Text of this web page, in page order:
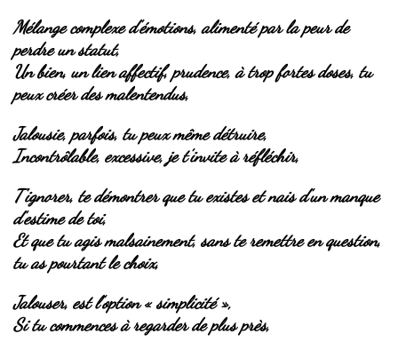
Mélange complexe d’émotions, alimenté par la peur de
perdre un statut,
Un bien, un lien affectif, prudence, à trop fortes doses, tu
peux créer des malentendus,
Jalousie, parfois, tu peux même détruire,
Incontrôlable, excessive, je t’invite à réfléchir,
T’ignorer, te démontrer que tu existes et nais d’un manque
d’estime de toi,
Et que tu agis malsainement, sans te remettre en question,
tu as pourtant le choix,
Jalouser, est l’option « simplicité »,
Si tu commences à regarder de plus près,